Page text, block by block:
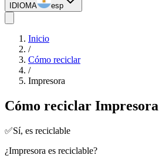
IDIOMA esp
Inicio
/
Cómo reciclar
/
Impresora
Cómo reciclar Impresora
✅Sí, es reciclable
¿Impresora es reciclable?